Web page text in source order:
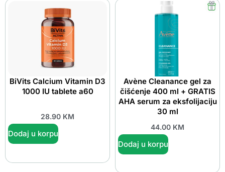
BiVits Calcium Vitamin D3
1000 IU tablete a60
28.90 KM
Dodaj u korpu
Avène Cleanance gel za
čišćenje 400 ml + GRATIS
AHA serum za eksfolijaciju
30 ml
44.00 KM
Dodaj u korpu